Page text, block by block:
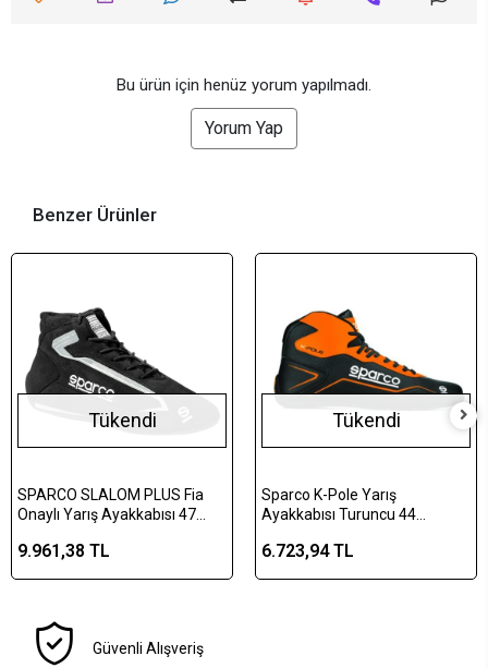
Bu ürün için henüz yorum yapılmadı.
Yorum Yap
Benzer Ürünler
Tükendi
SPARCO SLALOM PLUS Fia
Onaylı Yarış Ayakkabısı 47
9.961,38 TL
Tükendi
Sparco K-Pole Yarış
Ayakkabısı Turuncu 44
6.723,94 TL
Güvenli Alışveriş